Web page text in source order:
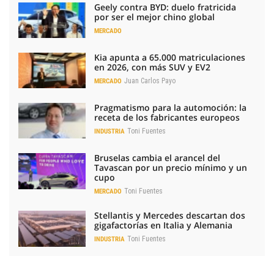
Geely contra BYD: duelo fratricida
por ser el mejor chino global
MERCADO
Kia apunta a 65.000 matriculaciones
en 2026, con más SUV y EV2
MERCADO Juan Carlos Payo
Pragmatismo para la automoción: la
receta de los fabricantes europeos
INDUSTRIA Toni Fuentes
Bruselas cambia el arancel del
Tavascan por un precio mínimo y un
cupo
MERCADO Toni Fuentes
Stellantis y Mercedes descartan dos
gigafactorías en Italia y Alemania
INDUSTRIA Toni Fuentes